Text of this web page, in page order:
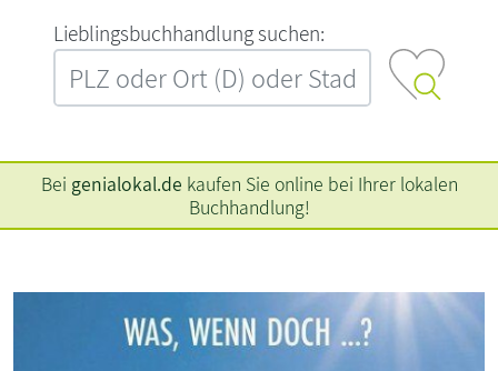
L‍i‍e‍b‍l‍i‍n‍g‍s‍b‍u‍c‍h‍h‍a‍n‍d‍l‍u‍n‍g‍ ‍s‍u‍c‍h‍e‍n‍:‍
Bei genialokal.de kaufen Sie online bei Ihrer lokalen
Buchhandlung!